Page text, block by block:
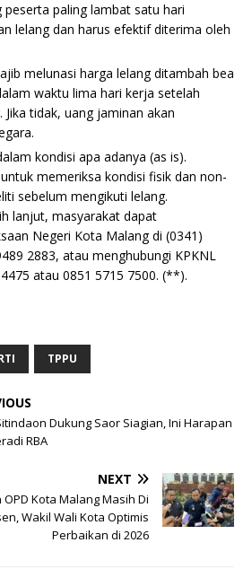
peserta paling lambat satu hari
lelang dan harus efektif diterima oleh
melunasi harga lelang ditambah bea
waktu lima hari kerja setelah
tidak, uang jaminan akan
kondisi apa adanya (as is).
memeriksa kondisi fisik dan non-
sebelum mengikuti lelang.
lanjut, masyarakat dapat
Negeri Kota Malang di (0341)
2883, atau menghubungi KPKNL
atau 0851 5715 7500. (**).
TPPU
Dukung Saor Siagian, Ini Harapan
RBA
NEXT
Kota Malang Masih Di
Wakil Wali Kota Optimis
Perbaikan di 2026